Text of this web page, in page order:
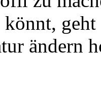
ändern